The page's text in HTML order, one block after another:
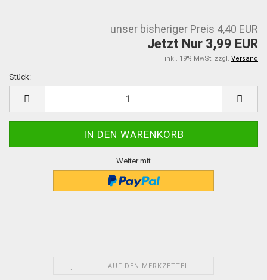
unser bisheriger Preis 4,40 EUR
Jetzt Nur 3,99 EUR
inkl. 19% MwSt. zzgl. Versand
Stück:
Weiter mit
AUF DEN MERKZETTEL